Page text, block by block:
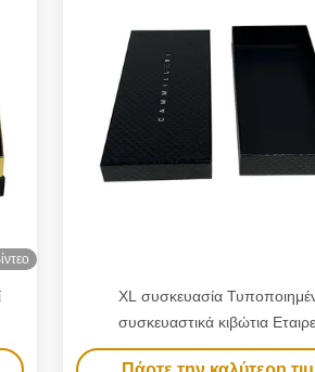
XL συσκευασία
συσκευαστικά κιβώτια
Τυποποιημένα ενδυματικά